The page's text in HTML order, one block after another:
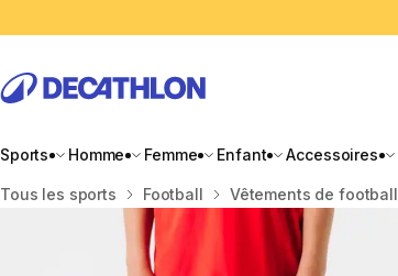
Sports Homme Femme Enfant Accessoires
Accueil
Tous les sports Football Vêtements de football